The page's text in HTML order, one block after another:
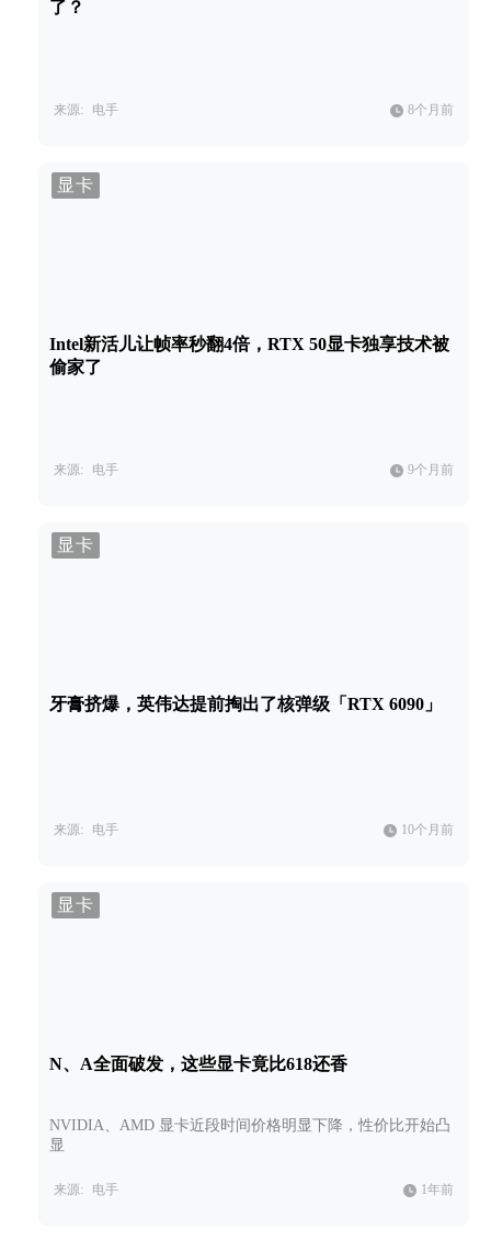
了？
来源: 电手 8个月前
显卡
Intel新活儿让帧率秒翻4倍，RTX 50显卡独享技术被
偷家了
来源: 电手 9个月前
显卡
牙膏挤爆，英伟达提前掏出了核弹级「RTX 6090」
来源: 电手 10个月前
显卡
N、A全面破发，这些显卡竟比618还香
NVIDIA、AMD 显卡近段时间价格明显下降，性价比开始凸
显
来源: 电手 1年前